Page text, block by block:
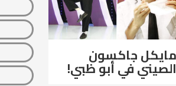
مايكل جاكسون
الصيني في أبو ظبي!